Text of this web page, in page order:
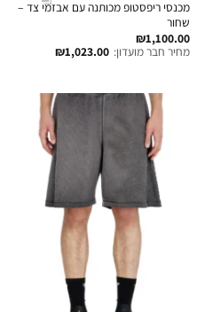
מכנסי ריפסטופ מכותנה עם אבזמי צד –
שחור
₪1,100.00
מחיר חבר מועדון: ₪1,023.00